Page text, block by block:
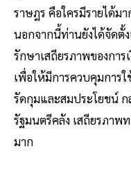
ราษฎร คือใครมีรายได้ม
นอกจากนี้ท่านยังได้จัดตั้
รักษาเสถียรภาพของกา
เพื่อให้มีการควบคุมการ
รัดกุมและสมประโยชน์ ก
รัฐมนตรีคลัง เสถียรภาพ
มาก